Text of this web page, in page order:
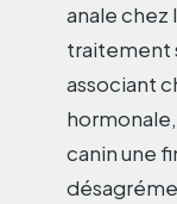
anale chez
traitement
associant
canin une